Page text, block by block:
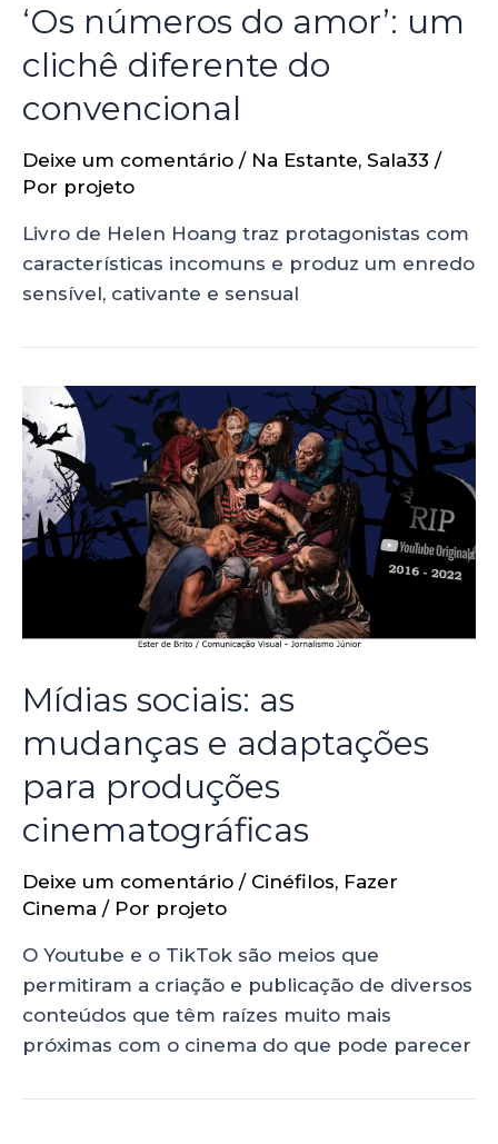
‘Os números do amor’: um
clichê diferente do
convencional
Deixe um comentário / Na Estante, Sala33 /
Por projeto
Livro de Helen Hoang traz protagonistas com
características incomuns e produz um enredo
sensível, cativante e sensual
Mídias sociais: as
mudanças e adaptações
para produções
cinematográficas
Deixe um comentário / Cinéfilos, Fazer
Cinema / Por projeto
O Youtube e o TikTok são meios que
permitiram a criação e publicação de diversos
conteúdos que têm raízes muito mais
próximas com o cinema do que pode parecer